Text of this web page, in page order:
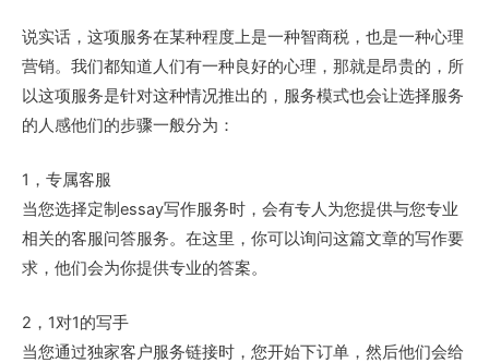
说实话，这项服务在某种程度上是一种智商税，也是一种心理
营销。我们都知道人们有一种良好的心理，那就是昂贵的，所
以这项服务是针对这种情况推出的，服务模式也会让选择服务
的人感他们的步骤一般分为：
1，专属客服
当您选择定制essay写作服务时，会有专人为您提供与您专业
相关的客服问答服务。在这里，你可以询问这篇文章的写作要
求，他们会为你提供专业的答案。
2，1对1的写手
当您通过独家客户服务链接时，您开始下订单，然后他们会给